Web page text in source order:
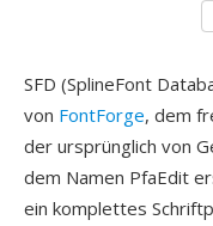
SFD (SplineFont
von FontForge, dem
der ursprünglich von
dem Namen PfaEdit
ein komplettes